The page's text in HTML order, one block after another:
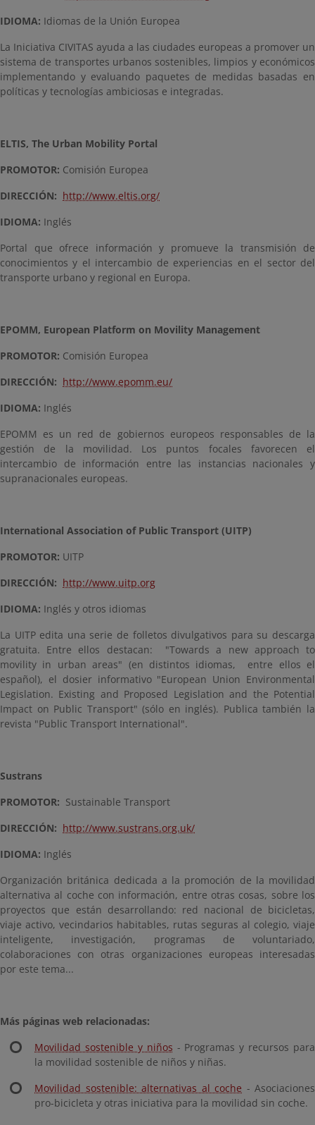
IDIOMA: Idiomas de la Unión Europea
La Iniciativa CIVITAS ayuda a las ciudades europeas a promover un
sistema de transportes urbanos sostenibles, limpios y económicos
implementando y evaluando paquetes de medidas basadas en
políticas y tecnologías ambiciosas e integradas.
ELTIS, The Urban Mobility Portal
PROMOTOR: Comisión Europea
DIRECCIÓN: http://www.eltis.org/
IDIOMA: Inglés
Portal que ofrece información y promueve la transmisión de
conocimientos y el intercambio de experiencias en el sector del
transporte urbano y regional en Europa.
EPOMM, European Platform on Movility Management
PROMOTOR: Comisión Europea
DIRECCIÓN: http://www.epomm.eu/
IDIOMA: Inglés
EPOMM es un red de gobiernos europeos responsables de la
gestión de la movilidad. Los puntos focales favorecen el
intercambio de información entre las instancias nacionales y
supranacionales europeas.
International Association of Public Transport (UITP)
PROMOTOR: UITP
DIRECCIÓN: http://www.uitp.org
IDIOMA: Inglés y otros idiomas
La UITP edita una serie de folletos divulgativos para su descarga
gratuita. Entre ellos destacan: "Towards a new approach to
movility in urban areas" (en distintos idiomas, entre ellos el
español), el dosier informativo "European Union Environmental
Legislation. Existing and Proposed Legislation and the Potential
Impact on Public Transport" (sólo en inglés). Publica también la
revista "Public Transport International".
Sustrans
PROMOTOR: Sustainable Transport
DIRECCIÓN: http://www.sustrans.org.uk/
IDIOMA: Inglés
Organización británica dedicada a la promoción de la movilidad
alternativa al coche con información, entre otras cosas, sobre los
proyectos que están desarrollando: red nacional de bicicletas,
viaje activo, vecindarios habitables, rutas seguras al colegio, viaje
inteligente, investigación, programas de voluntariado,
colaboraciones con otras organizaciones europeas interesadas
por este tema...
Más páginas web relacionadas:
Movilidad sostenible y niños - Programas y recursos para
la movilidad sostenible de niños y niñas.
Movilidad sostenible: alternativas al coche - Asociaciones
pro-bicicleta y otras iniciativa para la movilidad sin coche.